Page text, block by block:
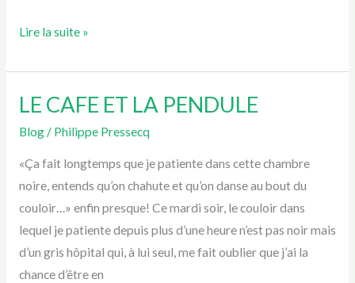
Lire la suite »
LE CAFE ET LA PENDULE
Blog/ Philippe Pressecq
«Ça fait longtemps que je patiente dans cette chambre
noire, entends qu’on chahute et qu’on danse au bout du
couloir…» enfin presque! Ce mardi soir, le couloir dans
lequel je patiente depuis plus d’une heure n’est pas noir mais
d’un gris hôpital qui, à lui seul, me fait oublier que j’ai la
chance d’être en
LE
LA
PENDULE